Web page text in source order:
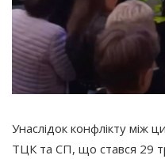
Унаслідок конфлікту між
ТЦК та СП, що стався 29